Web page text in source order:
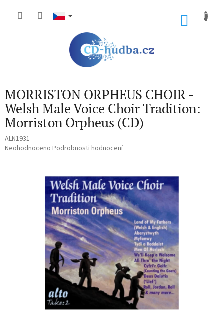
MORRISTON ORPHEUS CHOIR -
Welsh Male Voice Choir Tradition:
Morriston Orpheus (CD)
ALN1931
Průměrné
Neohodnoceno Podrobnosti hodnocení